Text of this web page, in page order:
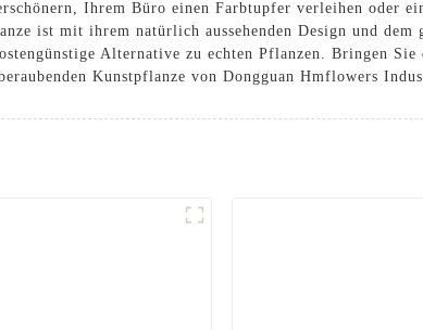
Ihrem Büro einen Farbtupfer verleihen oder
ist mit ihrem natürlich aussehenden Design und
Alternative zu echten Pflanzen. Bringen Sie
Kunstpflanze von Dongguan Hmflowers